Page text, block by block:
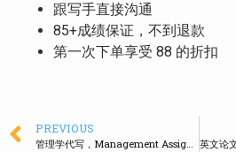
跟写手直接沟通
85+成绩保证，不到退款
第一次下单享受 88 的折扣
PREVIOUS
管理学代写，Management Assignment代写，100%包过